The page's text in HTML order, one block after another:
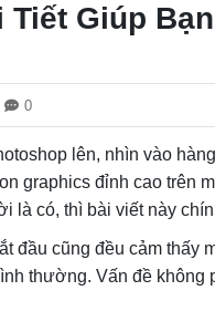
Tiết Giúp
0
lên, nhìn vào
graphics đỉnh cao trên
là có, thì bài viết này
đầu cũng đều cảm
thường. Vấn đề